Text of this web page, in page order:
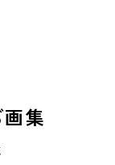
集